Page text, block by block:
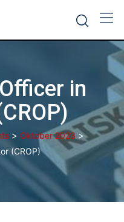
in
> Oktober 2023 >
(CROP)